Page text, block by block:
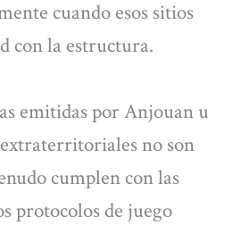
cuando esos sitios
con la estructura.
emitidas por Anjouan u
no son
cumplen con las
protocolos de juego